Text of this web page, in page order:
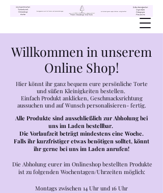
Willkommen in unserem
Online Shop!
Hier könnt ihr ganz bequem eure persönliche Torte
und süßen Kleinigkeiten bestellen.
Einfach Produkt anklicken, Geschmacksrichtung
aussuchen und auf Wunsch personalisieren- fertig.
Alle Produkte sind ausschließlich zur Abholung bei
uns im Laden bestellbar.
Die Vorlaufzeit beträgt mindestens eine Woche.
Falls ihr kurzfristiger etwas benötigen solltet, könnt
ihr gerne bei uns im Laden anrufen!
Die Abholung eurer im Onlineshop bestellten Produkte
ist zu folgenden Wochentagen/Uhrzeiten möglich:
Montags zwischen 14 Uhr und 16 Uhr